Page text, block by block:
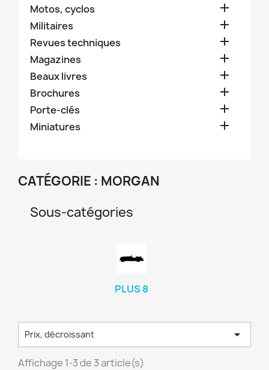
Motos, cyclos 
Militaires 
Revues techniques 
Magazines 
Beaux livres 
Brochures 
Porte-clés 
Miniatures 
CATÉGORIE : MORGAN
Sous-catégories
PLUS 8
Prix, décroissant 
Affichage 1-3 de 3 article(s)